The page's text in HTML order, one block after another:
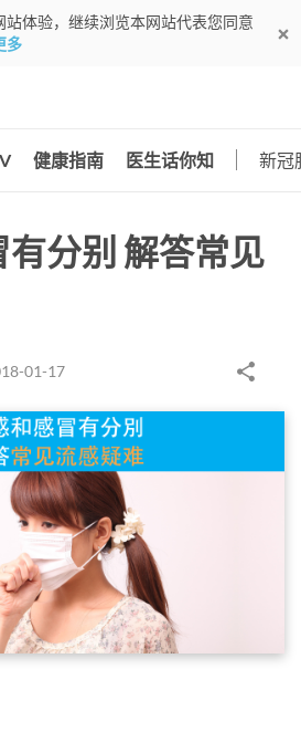
站体验，继续浏览本网站代表您同意
多
健康指南 医生话你知 新冠
分别 解答常见
01-17